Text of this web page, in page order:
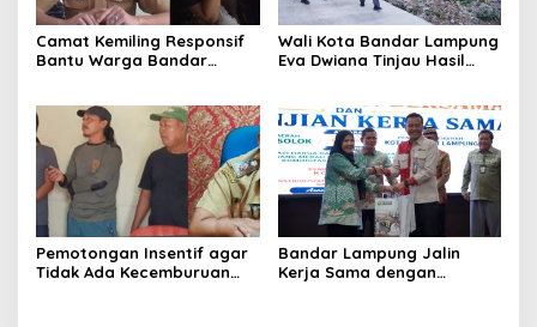
Camat Kemiling Responsif
Bantu Warga Bandar
Wali Kota Bandar Lampung
Eva Dwiana Tinjau Hasil
Pemotongan Insentif agar
Tidak Ada Kecemburuan
Bandar Lampung Jalin
Kerja Sama dengan